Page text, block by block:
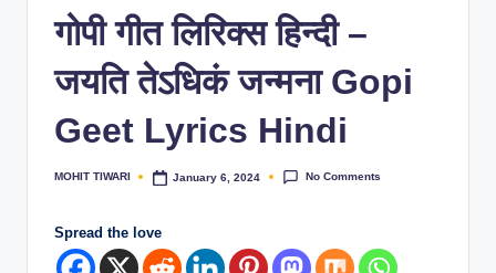
ja
B
ki
Online
गोपी गीत लिरिक्स हिन्दी –
जयति तेऽधिकं जन्मना Gopi
Geet Lyrics Hindi
Posted
MOHIT TIWARI January 6, 2024 No Comments
Spread the love